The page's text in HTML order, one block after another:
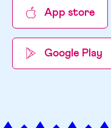
App store
Google Play